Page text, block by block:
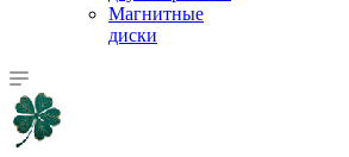
Магнитные
диски